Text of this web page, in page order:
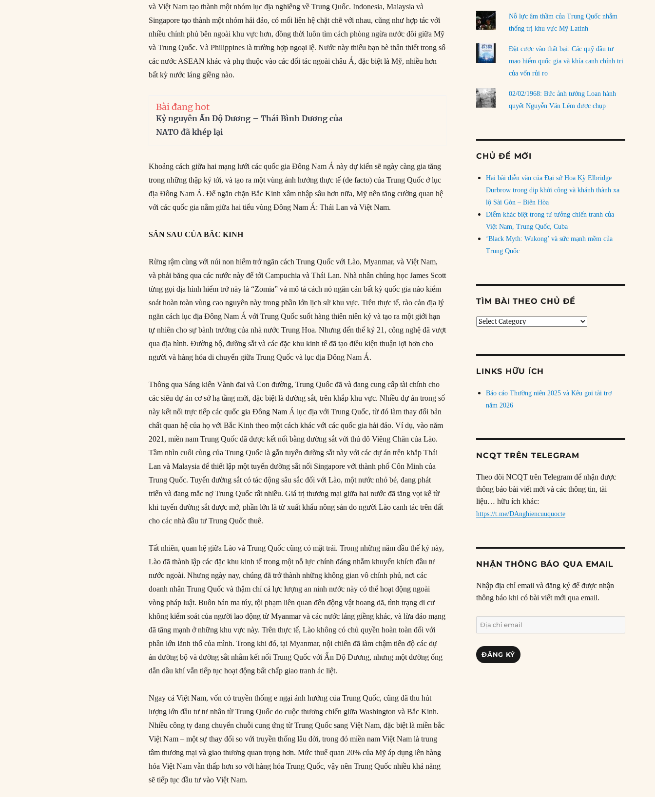
và Việt Nam tạo thành một nhóm lục địa nghiêng về Trung Quốc. Indonesia, Malaysia và
Singapore tạo thành một nhóm hải đảo, có mối liên hệ chặt chẽ với nhau, cũng như hợp tác với
nhiều chính phủ bên ngoài khu vực hơn, đồng thời luôn tìm cách phòng ngừa nước đôi giữa Mỹ
và Trung Quốc. Và Philippines là trường hợp ngoại lệ. Nước này thiếu bạn bè thân thiết trong số
các nước ASEAN khác và phụ thuộc vào các đối tác ngoài châu Á, đặc biệt là Mỹ, nhiều hơn
bất kỳ nước láng giềng nào.
Bài đang hot
Kỷ nguyên Ấn Độ Dương – Thái Bình Dương của
NATO đã khép lại
Khoảng cách giữa hai mạng lưới các quốc gia Đông Nam Á này dự kiến sẽ ngày càng gia tăng
trong những thập kỷ tới, và tạo ra một vùng ảnh hưởng thực tế (de facto) của Trung Quốc ở lục
địa Đông Nam Á. Để ngăn chặn Bắc Kinh xâm nhập sâu hơn nữa, Mỹ nên tăng cường quan hệ
với các quốc gia nằm giữa hai tiểu vùng Đông Nam Á: Thái Lan và Việt Nam.
SÂN SAU CỦA BẮC KINH
Rừng rậm cùng với núi non hiểm trở ngăn cách Trung Quốc với Lào, Myanmar, và Việt Nam,
và phải băng qua các nước này để tới Campuchia và Thái Lan. Nhà nhân chủng học James Scott
từng gọi địa hình hiểm trở này là “Zomia” và mô tả cách nó ngăn cản bất kỳ quốc gia nào kiểm
soát hoàn toàn vùng cao nguyên này trong phần lớn lịch sử khu vực. Trên thực tế, rào cản địa lý
ngăn cách lục địa Đông Nam Á với Trung Quốc suốt hàng thiên niên kỷ và tạo ra một giới hạn
tự nhiên cho sự bành trướng của nhà nước Trung Hoa. Nhưng đến thế kỷ 21, công nghệ đã vượt
qua địa hình. Đường bộ, đường sắt và các đặc khu kinh tế đã tạo điều kiện thuận lợi hơn cho
người và hàng hóa di chuyển giữa Trung Quốc và lục địa Đông Nam Á.
Thông qua Sáng kiến Vành đai và Con đường, Trung Quốc đã và đang cung cấp tài chính cho
các siêu dự án cơ sở hạ tầng mới, đặc biệt là đường sắt, trên khắp khu vực. Nhiều dự án trong số
này kết nối trực tiếp các quốc gia Đông Nam Á lục địa với Trung Quốc, từ đó làm thay đổi bản
chất quan hệ của họ với Bắc Kinh theo một cách khác với các quốc gia hải đảo. Ví dụ, vào năm
2021, miền nam Trung Quốc đã được kết nối bằng đường sắt với thủ đô Viêng Chăn của Lào.
Tầm nhìn cuối cùng của Trung Quốc là gắn tuyến đường sắt này với các dự án trên khắp Thái
Lan và Malaysia để thiết lập một tuyến đường sắt nối Singapore với thành phố Côn Minh của
Trung Quốc. Tuyến đường sắt có tác động sâu sắc đối với Lào, một nước nhỏ bé, đang phát
triển và đang mắc nợ Trung Quốc rất nhiều. Giá trị thương mại giữa hai nước đã tăng vọt kể từ
khi tuyến đường sắt được mở, phần lớn là từ xuất khẩu nông sản do người Lào canh tác trên đất
cho các nhà đầu tư Trung Quốc thuê.
Tất nhiên, quan hệ giữa Lào và Trung Quốc cũng có mặt trái. Trong những năm đầu thế kỷ này,
Lào đã thành lập các đặc khu kinh tế trong một nỗ lực chính đáng nhằm khuyến khích đầu tư
nước ngoài. Nhưng ngày nay, chúng đã trở thành những không gian vô chính phủ, nơi các
doanh nhân Trung Quốc và thậm chí cả lực lượng an ninh nước này có thể hoạt động ngoài
vòng pháp luật. Buôn bán ma túy, tội phạm liên quan đến động vật hoang dã, tình trạng di cư
không kiểm soát của người lao động từ Myanmar và các nước láng giềng khác, và lừa đảo mạng
đã tăng mạnh ở những khu vực này. Trên thực tế, Lào không có chủ quyền hoàn toàn đối với
phần lớn lãnh thổ của mình. Trong khi đó, tại Myanmar, nội chiến đã làm chậm tiến độ các dự
án đường bộ và đường sắt nhằm kết nối Trung Quốc với Ấn Độ Dương, nhưng một đường ống
dẫn dầu khí vẫn tiếp tục hoạt động bất chấp giao tranh ác liệt.
Ngay cả Việt Nam, vốn có truyền thống e ngại ảnh hưởng của Trung Quốc, cũng đã thu hút
lượng lớn đầu tư tư nhân từ Trung Quốc do cuộc thương chiến giữa Washington và Bắc Kinh.
Nhiều công ty đang chuyển chuỗi cung ứng từ Trung Quốc sang Việt Nam, đặc biệt là miền bắc
Việt Nam – một sự thay đổi so với truyền thống lâu đời, trong đó miền nam Việt Nam là trung
tâm thương mại và giao thương quan trọng hơn. Mức thuế quan 20% của Mỹ áp dụng lên hàng
hóa Việt Nam vẫn thấp hơn so với hàng hóa Trung Quốc, vậy nên Trung Quốc nhiều khả năng
sẽ tiếp tục đầu tư vào Việt Nam.
Nỗ lực âm thầm của Trung Quốc nhằm
thống trị khu vực Mỹ Latinh
Đặt cược vào thất bại: Các quỹ đầu tư
mạo hiểm quốc gia và khía cạnh chính trị
của vốn rủi ro
02/02/1968: Bức ảnh tướng Loan hành
quyết Nguyễn Văn Lém được chụp
CHỦ ĐỀ MỚI
Hai bài diễn văn của Đại sứ Hoa Kỳ Elbridge
Durbrow trong dịp khởi công và khánh thành xa
lộ Sài Gòn – Biên Hòa
Điểm khác biệt trong tư tưởng chiến tranh của
Việt Nam, Trung Quốc, Cuba
‘Black Myth: Wukong’ và sức mạnh mềm của
Trung Quốc
TÌM BÀI THEO CHỦ ĐỀ
Tìm
LINKS HỮU ÍCH
Báo cáo Thường niên 2025 và Kêu gọi tài trợ
năm 2026
NCQT TRÊN TELEGRAM
Theo dõi NCQT trên Telegram để nhận được
thông báo bài viết mới và các thông tin, tài
liệu… hữu ích khác:
https://t.me/DAnghiencuuquocte
NHẬN THÔNG BÁO QUA EMAIL
Nhập địa chỉ email và đăng ký để được nhận
thông báo khi có bài viết mới qua email.
Địa
chỉ
email
ĐĂNG KÝ